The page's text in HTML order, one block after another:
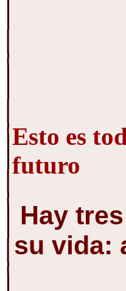
Esto es
futuro
Hay
su vida: